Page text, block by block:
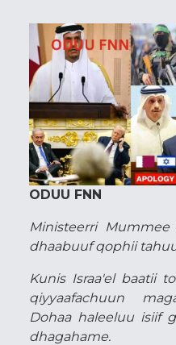
ODUU FNN
Ministeerri Mummee
dhaabuuf qophii
Kunis Israa'el baatii
qiyyaafachuun
Dohaa haleeluu isiif
dhagahame.